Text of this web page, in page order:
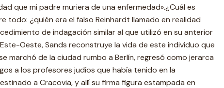
que mi padre muriera de una enfermedad».¿Cuál es
todo: ¿quién era el falso Reinhardt llamado en realidad
de indagación similar al que utilizó en su anterior
Oeste, Sands reconstruye la vida de este individuo que
marchó de la ciudad rumbo a Berlín, regresó como jerarca
a los profesores judíos que había tenido en la
a Cracovia, y allí su firma figura estampada en